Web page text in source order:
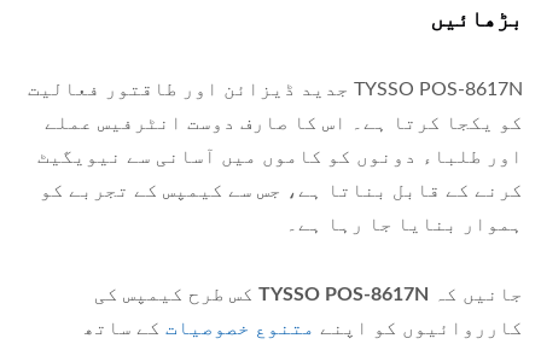
بڑھائیں
TYSSO POS-8617N جدید ڈیزائن اور طاقتور فعالیت
کو یکجا کرتا ہے۔ اس کا صارف دوست انٹرفیس عملے
اور طلباء دونوں کو کاموں میں آسانی سے نیویگیٹ
کرنے کے قابل بناتا ہے، جس سے کیمپس کے تجربے کو
ہموار بنایا جا رہا ہے۔
جانیں کہ TYSSO POS-8617N کس طرح کیمپس کی
کارروائیوں کو اپنے متنوع خصوصیات کے ساتھ